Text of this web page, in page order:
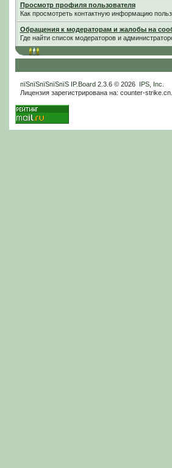
Просмотр профиля пользователя
Как просмотреть контактную информацию
Обращения к модераторам и жалобы на
Где найти список модераторов и
пїЅпїЅпїЅпїЅпїЅ IP.Board2.3.6 © 2026 IPS, Inc
Лицензия зарегистрирована на: counter-